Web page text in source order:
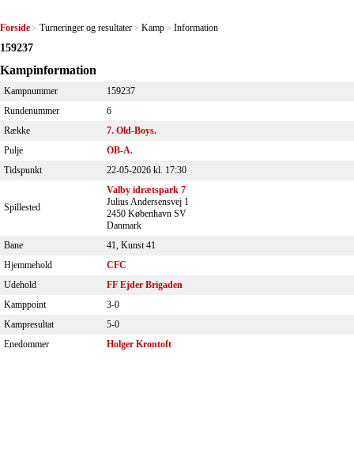
Forside > Turneringer og resultater > Kamp > Information
159237
Kampinformation
Kampnummer
159237
Rundenummer
6
Række
7. Old-Boys.
Pulje
OB-A.
Tidspunkt
22-05-2026 kl. 17:30
Spillested
Valby idrætspark 7
Julius Andersensvej 1
2450 København SV
Danmark
Bane
41, Kunst 41
Hjemmehold
CFC
Udehold
FF Ejder Brigaden
Kamppoint
3-0
Kampresultat
5-0
Enedommer
Holger Krontoft